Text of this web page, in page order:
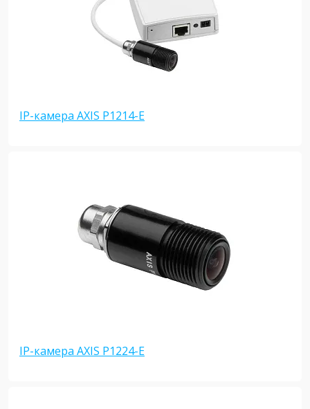
IP-камера AXIS P1214-E
IP-камера AXIS P1224-E